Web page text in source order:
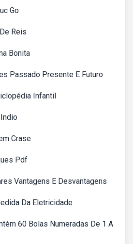
Go
Reis
Bonita
Passado Presente E Futuro
Infantil
Crase
Pdf
Vantagens E Desvantagens
Da Eletricidade
60 Bolas Numeradas De 1 A